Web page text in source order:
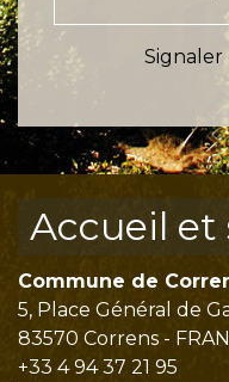
Accueil et
Commune de
5, Place Général de
83570 Correns -
+33 4 94 37 21 95